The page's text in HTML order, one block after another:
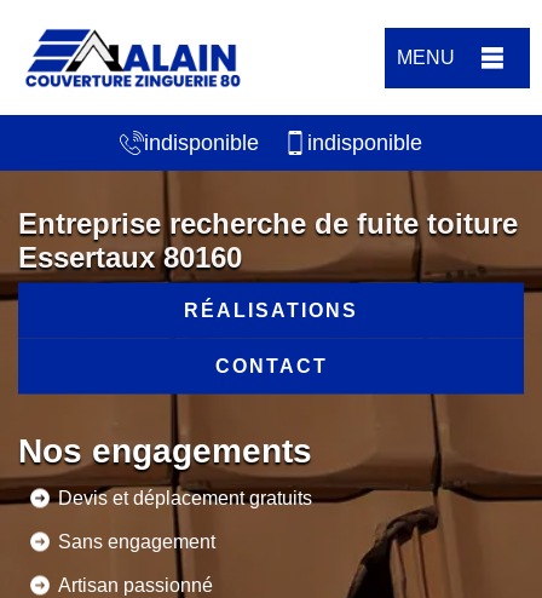
MENU
indisponible indisponible
Entreprise recherche de fuite toiture
Essertaux 80160
RÉALISATIONS
CONTACT
Nos engagements
Devis et déplacement gratuits
Sans engagement
Artisan passionné